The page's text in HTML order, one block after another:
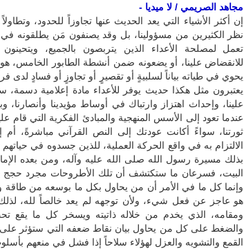
مجاهد الصريمي / لا ميديا -
إن أكثر الأشياء التي يعد الحديث عنها تجاوزاً للحدود،
نظر الكثيرين من مسؤولينا، بل وقد يصنفون مَن يطلقونه في
تعمل لمصلحة الأعداء الذين يتربصون بالجميع، ويتحينون
للانقضاض علينا، أو يضعونه ضمن أنشطة الطابور الخامس،
يحوي في طياته بياناً لسلبيةٍ أو تقصيرٍ أو تجاوزٍ أو فسادٍ لدى
يعتبرون مثل هكذا حديث يوفر للأعداء مادة إعلامية دسمة،
علينا، وإحداث اهتزاز وارتباك في أوساط مؤيدينا وأنصارنا،
عندما تعود إلى الأسس المنهجية والمبادئ الفكرية التي قام
ثورتنا، سواءً أكانت عودتك إلى النص القرآني مباشرةً،
الالتزام به في واقع الحركة العملية، للذين جسدوه في
بذلك مسيرة رسول الله صلى الله عليه وآله، ومن بعده
البيت، فسرعان ما ستكتشف أن تلك الأطروحات مجرد حجج
وإنما كل ما في الأمر أن من يحاول بكل ما بوسعه من طاقة
هو عاجز عن فعل شيء، ولأن توجهه لم يعد خالصاً لله،
ومقامه، الذي يخدم من خلاله ذاتيته ويسخر كل ما يقع
والضغط على كل من يحاول بيان نقاط ضعفه التي ستؤثر على
القمع والتشويه والعزل لهؤلاء سلاحاً إذا فشل في منعهم